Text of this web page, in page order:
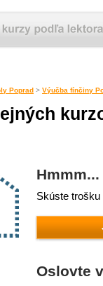
Poprad > Výučba fínčiny
Skúste
Oslovte